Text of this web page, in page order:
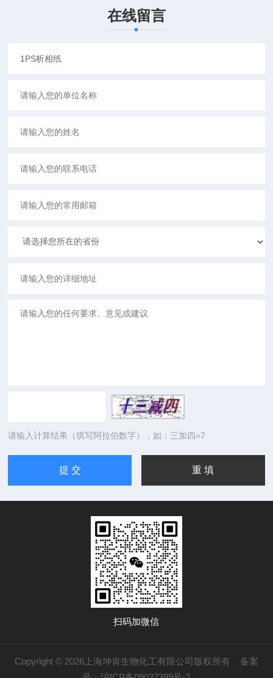
在线留言
请输入计算结果（填写阿拉伯数字），如：三加四=7
扫码加微信
Copyright © 2026上海坤肯生物化工有限公司版权所有 备案